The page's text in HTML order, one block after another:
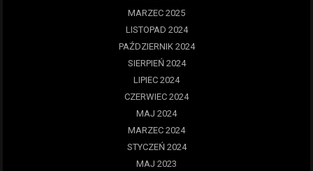
MARZEC 2025
LISTOPAD 2024
PAŹDZIERNIK 2024
SIERPIEŃ 2024
LIPIEC 2024
CZERWIEC 2024
MAJ 2024
MARZEC 2024
STYCZEŃ 2024
MAJ 2023